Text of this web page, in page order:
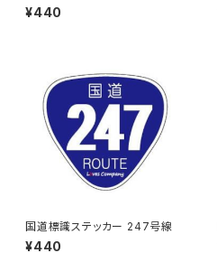
¥440
国道標識ステッカー 247号線
¥440